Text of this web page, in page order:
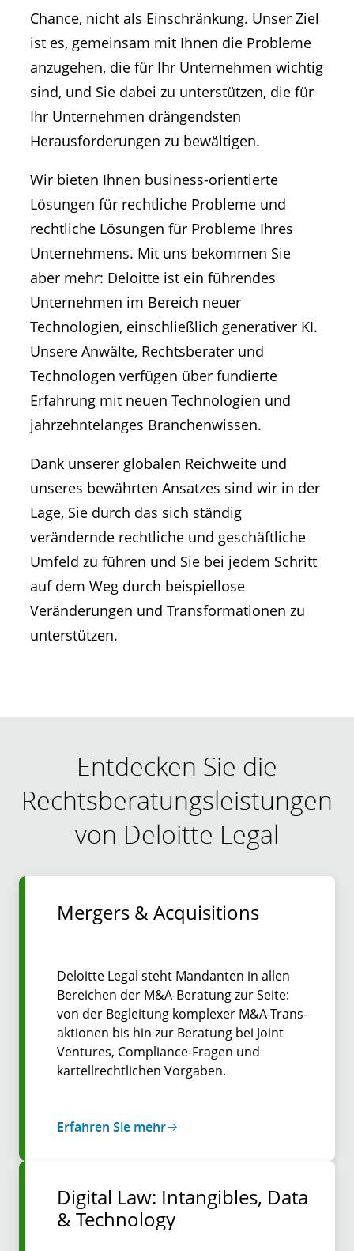
Chance, nicht als Einschränkung. Unser Ziel
ist es, gemeinsam mit Ihnen die Probleme
anzugehen, die für Ihr Unternehmen wichtig
sind, und Sie dabei zu unterstützen, die für
Ihr Unternehmen drängendsten
Herausforderungen zu bewältigen.
Wir bieten Ihnen business-orientierte
Lösungen für rechtliche Probleme und
rechtliche Lösungen für Probleme Ihres
Unternehmens. Mit uns bekommen Sie
aber mehr: Deloitte ist ein führendes
Unternehmen im Bereich neuer
Technologien, einschließlich generativer KI.
Unsere Anwälte, Rechtsberater und
Technologen verfügen über fundierte
Erfahrung mit neuen Technologien und
jahrzehntelanges Branchenwissen.
Dank unserer globalen Reichweite und
unseres bewährten Ansatzes sind wir in der
Lage, Sie durch das sich ständig
verändernde rechtliche und geschäftliche
Umfeld zu führen und Sie bei jedem Schritt
auf dem Weg durch beispiellose
Veränderungen und Transformationen zu
unterstützen.
Entdecken Sie die
Rechtsberatungsleistungen
von Deloitte Legal
Mergers & Acquisitions
Deloitte Legal steht Mandanten in allen
Bereichen der M&A-Beratung zur Seite:
von der Begleitung komplexer M&A-Trans­
aktionen bis hin zur Beratung bei Joint
Ventures, Compliance-Fragen und
kartellrechtlichen Vorgaben.
Erfahren Sie mehr
Digital Law: Intangibles, Data
& Technology